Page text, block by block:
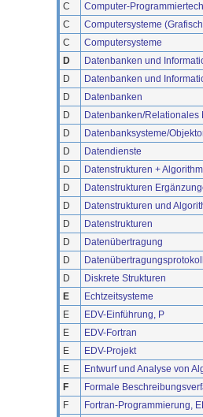
C
Computer-
C
Computersysteme
C
Computersysteme
D
Datenbanken und
D
Datenbanken und
D
Datenbanken
D
Datenbanken/Relationales
D
Datenbanksysteme/
D
Datendienste
D
Datenstrukturen +
D
Datenstrukturen
D
Datenstrukturen und
D
Datenstrukturen
D
Datenübertragung
D
D
Diskrete Strukturen
E
Echtzeitsysteme
E
EDV-Einführung, P
E
EDV-Fortran
E
EDV-Projekt
E
Entwurf und Analyse von
F
Formale
F
Fortran-Programmierung,